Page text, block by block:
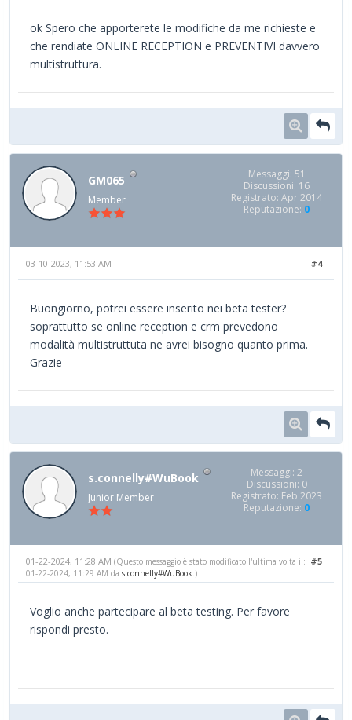
ok Spero che apporterete le modifiche da me richieste e
che rendiate ONLINE RECEPTION e PREVENTIVI davvero
multistruttura.
GM065
Member
Messaggi: 51
Discussioni: 16
Registrato: Apr 2014
Reputazione: 0
#4
03-10-2023, 11:53 AM
Buongiorno, potrei essere inserito nei beta tester?
soprattutto se online reception e crm prevedono
modalità multistruttuta ne avrei bisogno quanto prima.
Grazie
s.connelly#WuBook
Junior Member
Messaggi: 2
Discussioni: 0
Registrato: Feb 2023
Reputazione: 0
#5
01-22-2024, 11:28 AM (Questo messaggio è stato modificato l'ultima volta il:
01-22-2024, 11:29 AM da s.connelly#WuBook.)
Voglio anche partecipare al beta testing. Per favore
rispondi presto.